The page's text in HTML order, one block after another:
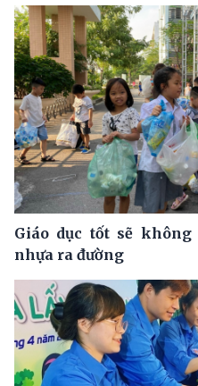
Giáo dục tốt sẽ
nhựa ra đường